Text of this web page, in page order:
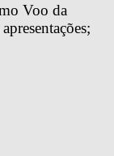
Voo da